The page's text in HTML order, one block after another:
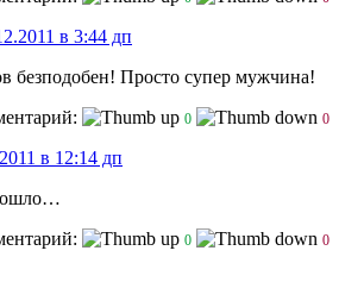
в 3:44 дп
безподобен! Просто супер мужчина!
0 0
в 12:14 дп
0 0